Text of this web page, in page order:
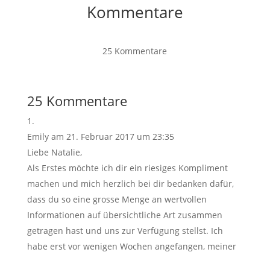
Kommentare
25 Kommentare
25 Kommentare
Emily am 21. Februar 2017 um 23:35
Liebe Natalie,
Als Erstes möchte ich dir ein riesiges Kompliment
machen und mich herzlich bei dir bedanken dafür,
dass du so eine grosse Menge an wertvollen
Informationen auf übersichtliche Art zusammen
getragen hast und uns zur Verfügung stellst. Ich
habe erst vor wenigen Wochen angefangen, meiner